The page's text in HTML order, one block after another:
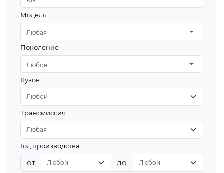
Модель
Любая
Поколение
Любое
Кузов
Трансмиссия
Год производства
от до